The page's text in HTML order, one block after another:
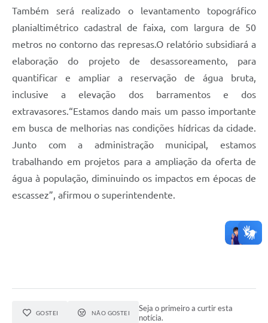
Também será realizado o levantamento topográfico
planialtimétrico cadastral de faixa, com largura de 50
metros no contorno das represas.O relatório subsidiará a
elaboração do projeto de desassoreamento, para
quantificar e ampliar a reservação de água bruta,
inclusive a elevação dos barramentos e dos
extravasores.“Estamos dando mais um passo importante
em busca de melhorias nas condições hídricas da cidade.
Junto com a administração municipal, estamos
trabalhando em projetos para a ampliação da oferta de
água à população, diminuindo os impactos em épocas de
escassez”, afirmou o superintendente.
GOSTEI NÃO GOSTEI
Seja o primeiro a curtir esta
notícia.